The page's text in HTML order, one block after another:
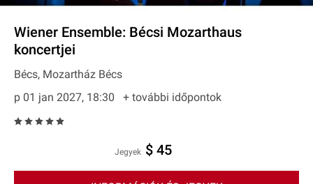
Wiener Ensemble: Bécsi Mozarthaus
koncertjei
Bécs, Mozartház Bécs
p 01 jan 2027, 18:30
+ további időpontok
Jegyek $ 45